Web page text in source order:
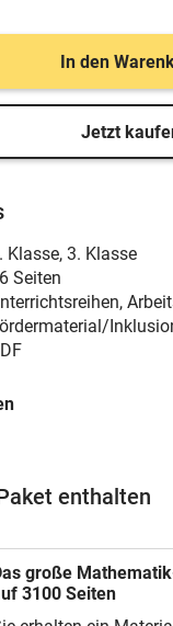
In den
Jetzt
Klasse, 3. Klasse
Seiten
enthalten
große
3100 Seiten